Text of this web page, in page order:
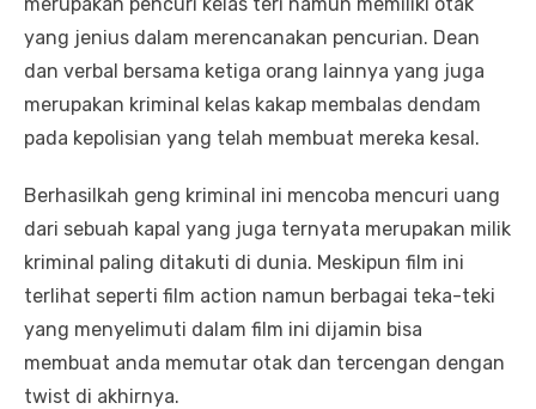
yang jenius dalam merencanakan pencurian. Dean
dan verbal bersama ketiga orang lainnya yang juga
merupakan kriminal kelas kakap membalas dendam
pada kepolisian yang telah membuat mereka kesal.
Berhasilkah geng kriminal ini mencoba mencuri uang
dari sebuah kapal yang juga ternyata merupakan milik
kriminal paling ditakuti di dunia. Meskipun film ini
terlihat seperti film action namun berbagai teka-teki
yang menyelimuti dalam film ini dijamin bisa
membuat anda memutar otak dan tercengan dengan
twist di akhirnya.